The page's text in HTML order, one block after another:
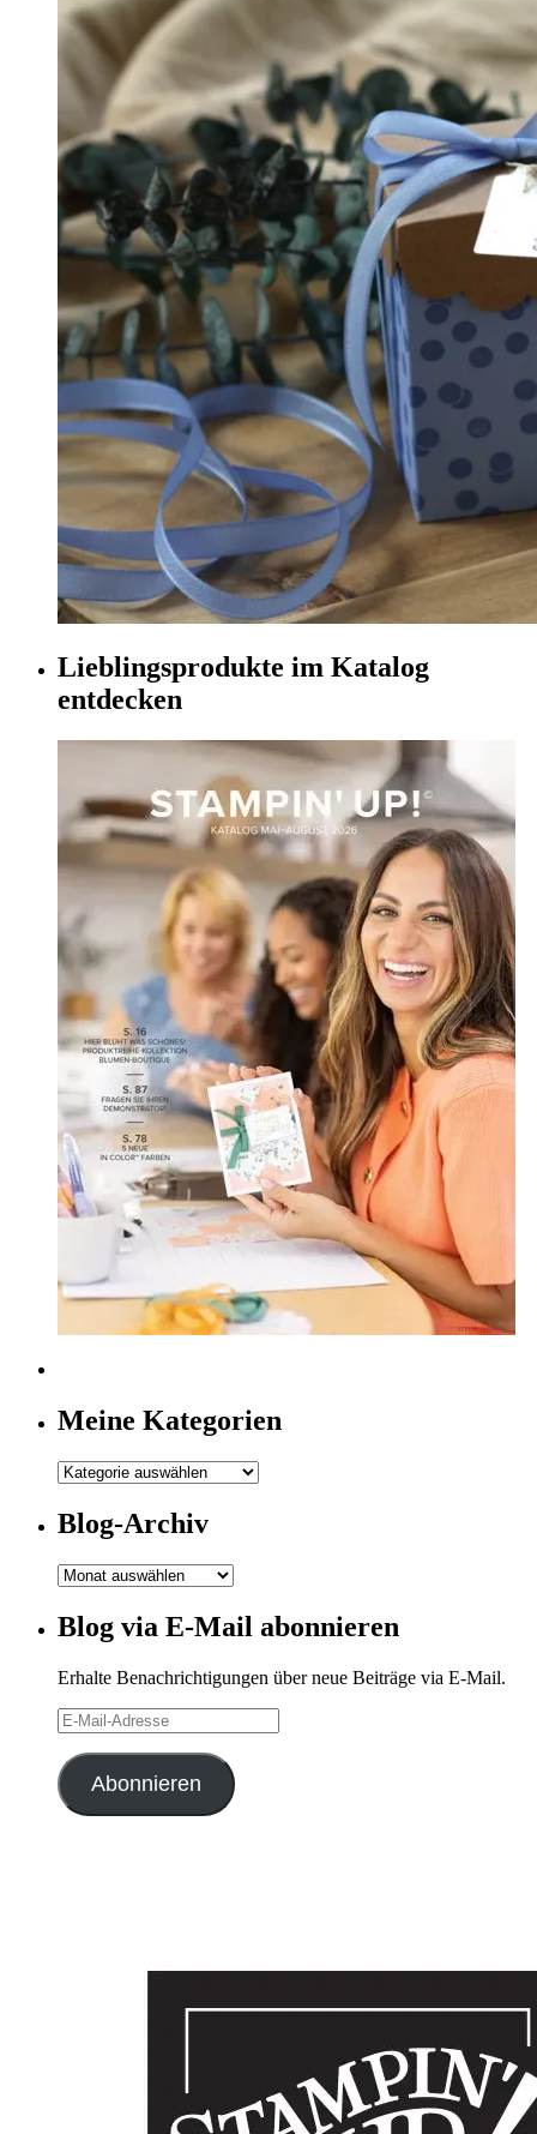
Lieblingsprodukte im Katalog
entdecken
Meine Kategorien
Meine
Blog-Archiv
Blog-
Blog via E-Mail abonnieren
Erhalte Benachrichtigungen über neue Beiträge via E-Mail.
E-
Mail-
Adresse
Abonnieren